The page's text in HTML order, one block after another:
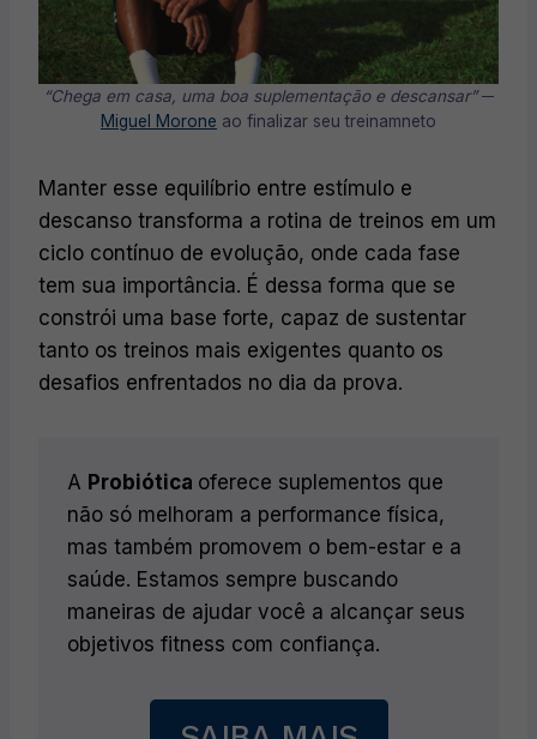
“Chega em casa, uma boa suplementação e descansar”─
Miguel Morone ao finalizar seu treinamneto
Manter esse equilíbrio entre estímulo e
descanso transforma a rotina de treinos em um
ciclo contínuo de evolução, onde cada fase
tem sua importância. É dessa forma que se
constrói uma base forte, capaz de sustentar
tanto os treinos mais exigentes quanto os
desafios enfrentados no dia da prova.
A Probiótica oferece suplementos que
não só melhoram a performance física,
mas também promovem o bem-estar e a
saúde. Estamos sempre buscando
maneiras de ajudar você a alcançar seus
objetivos fitness com confiança.